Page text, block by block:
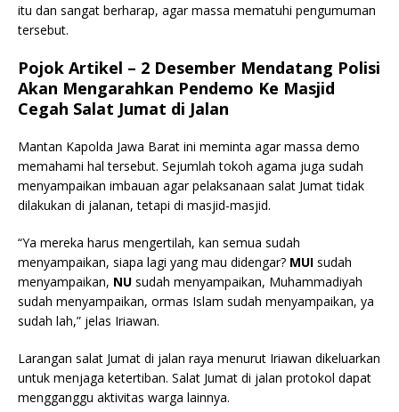
itu dan sangat berharap, agar massa mematuhi pengumuman
tersebut.
Pojok Artikel – 2 Desember Mendatang Polisi
Akan Mengarahkan Pendemo Ke Masjid
Cegah Salat Jumat di Jalan
Mantan Kapolda Jawa Barat ini meminta agar massa demo
memahami hal tersebut. Sejumlah tokoh agama juga sudah
menyampaikan imbauan agar pelaksanaan salat Jumat tidak
dilakukan di jalanan, tetapi di masjid-masjid.
“Ya mereka harus mengertilah, kan semua sudah
menyampaikan, siapa lagi yang mau didengar? MUI sudah
menyampaikan, NU sudah menyampaikan, Muhammadiyah
sudah menyampaikan, ormas Islam sudah menyampaikan, ya
sudah lah,” jelas Iriawan.
Larangan salat Jumat di jalan raya menurut Iriawan dikeluarkan
untuk menjaga ketertiban. Salat Jumat di jalan protokol dapat
mengganggu aktivitas warga lainnya.